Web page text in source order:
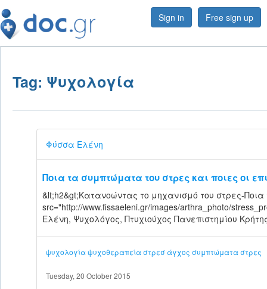
Sign in Free sign up
Tag: Ψυχολογία
Φύσσα Ελένη
Ποια τα συμπτώματα του στρες και ποιες οι
&lt;h2&gt;Κατανοώντας το μηχανισμό του στρες-
src="http://www.fissaeleni.gr/images/arthra_photo/
Ελένη, Ψυχολόγος, Πτυχιούχος Πανεπιστημίου
ψυχολογίαψυχοθεραπείαστρεσάγχος συμπτώματα στρες
Tuesday, 20 October 2015